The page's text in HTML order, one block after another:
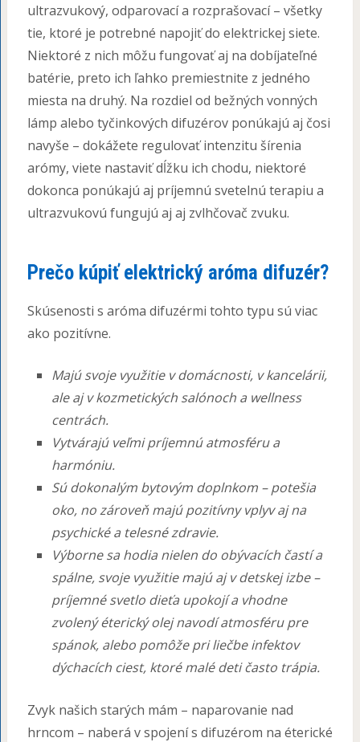
ultrazvukový, odparovací a rozprašovací – všetky
tie, ktoré je potrebné napojiť do elektrickej siete.
Niektoré z nich môžu fungovať aj na dobíjateľné
batérie, preto ich ľahko premiestnite z jedného
miesta na druhý. Na rozdiel od bežných vonných
lámp alebo tyčinkových difuzérov ponúkajú aj čosi
navyše – dokážete regulovať intenzitu šírenia
arómy, viete nastaviť dĺžku ich chodu, niektoré
dokonca ponúkajú aj príjemnú svetelnú terapiu a
ultrazvukovú fungujú aj aj zvlhčovač zvuku.
Prečo kúpiť elektrický aróma difuzér?
Skúsenosti s aróma difuzérmi tohto typu sú viac
ako pozitívne.
Majú svoje využitie v domácnosti, v kancelárii,
ale aj v kozmetických salónoch a wellness
centrách.
Vytvárajú veľmi príjemnú atmosféru a
harmóniu.
Sú dokonalým bytovým doplnkom – potešia
oko, no zároveň majú pozitívny vplyv aj na
psychické a telesné zdravie.
Výborne sa hodia nielen do obývacích častí a
spálne, svoje využitie majú aj v detskej izbe –
príjemné svetlo dieťa upokojí a vhodne
zvolený éterický olej navodí atmosféru pre
spánok, alebo pomôže pri liečbe infektov
dýchacích ciest, ktoré malé deti často trápia.
Zvyk našich starých mám – naparovanie nad
hrncom – naberá v spojení s difuzérom na éterické